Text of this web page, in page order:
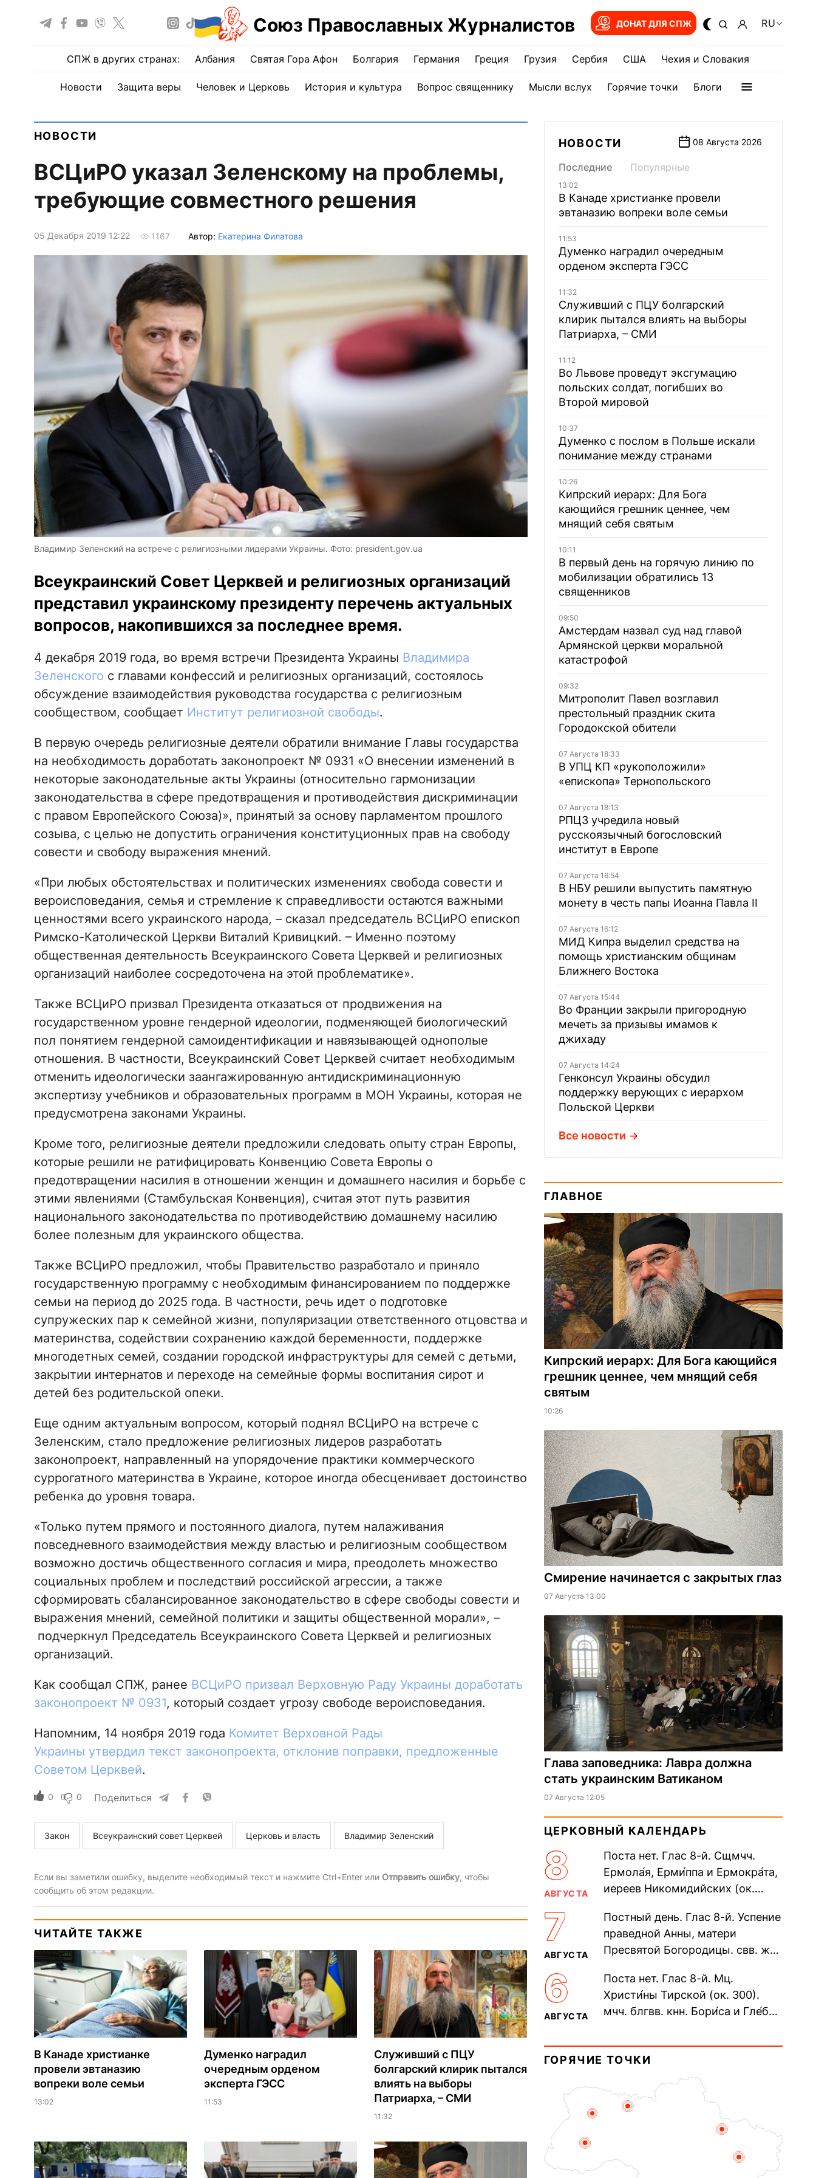
Союз Православных Журналистов ДОНАТ ДЛЯ СПЖ RU
СПЖ в других странах: Албания Святая Гора Афон Болгария Германия Греция Грузия Сербия США Чехия и Словакия
Новости Защита веры Человек и Церковь История и культура Вопрос священнику Мысли вслух Горячие точки Блоги
НОВОСТИ
ВСЦиРО указал Зеленскому на проблемы,
требующие совместного решения
05 Декабря 2019 12:22 1167 Автор: Екатерина Филатова
Владимир Зеленский на встрече с религиозными лидерами Украины. Фото: president.gov.ua
Всеукраинский Совет Церквей и религиозных организаций
представил украинскому президенту перечень актуальных
вопросов, накопившихся за последнее время.
4 декабря 2019 года, во время встречи Президента Украины Владимира
Зеленского с главами конфессий и религиозных организаций, состоялось
обсуждение взаимодействия руководства государства с религиозным
сообществом, сообщает Институт религиозной свободы.
В первую очередь религиозные деятели обратили внимание Главы государства
на необходимость доработать законопроект № 0931 «О внесении изменений в
некоторые законодательные акты Украины (относительно гармонизации
законодательства в сфере предотвращения и противодействия дискриминации
с правом Европейского Союза)», принятый за основу парламентом прошлого
созыва, с целью не допустить ограничения конституционных прав на свободу
совести и свободу выражения мнений.
«При любых обстоятельствах и политических изменениях свобода совести и
вероисповедания, семья и стремление к справедливости остаются важными
ценностями всего украинского народа, – сказал председатель ВСЦиРО епископ
Римско-Католической Церкви Виталий Кривицкий. – Именно поэтому
общественная деятельность Всеукраинского Совета Церквей и религиозных
организаций наиболее сосредоточена на этой проблематике».
Также ВСЦиРО призвал Президента отказаться от продвижения на
государственном уровне гендерной идеологии, подменяющей биологический
пол понятием гендерной самоидентификации и навязывающей однополые
отношения. В частности, Всеукраинский Совет Церквей считает необходимым
отменить идеологически заангажированную антидискриминационную
экспертизу учебников и образовательных программ в МОН Украины, которая не
предусмотрена законами Украины.
Кроме того, религиозные деятели предложили следовать опыту стран Европы,
которые решили не ратифицировать Конвенцию Совета Европы о
предотвращении насилия в отношении женщин и домашнего насилия и борьбе с
этими явлениями (Стамбульская Конвенция), считая этот путь развития
национального законодательства по противодействию домашнему насилию
более полезным для украинского общества.
Также ВСЦиРО предложил, чтобы Правительство разработало и приняло
государственную программу с необходимым финансированием по поддержке
семьи на период до 2025 года. В частности, речь идет о подготовке
супружеских пар к семейной жизни, популяризации ответственного отцовства и
материнства, содействии сохранению каждой беременности, поддержке
многодетных семей, создании городской инфраструктуры для семей с детьми,
закрытии интернатов и переходе на семейные формы воспитания сирот и
детей без родительской опеки.
Еще одним актуальным вопросом, который поднял ВСЦиРО на встрече с
Зеленским, стало предложение религиозных лидеров разработать
законопроект, направленный на упорядочение практики коммерческого
суррогатного материнства в Украине, которое иногда обесценивает достоинство
ребенка до уровня товара.
«Только путем прямого и постоянного диалога, путем налаживания
повседневного взаимодействия между властью и религиозным сообществом
возможно достичь общественного согласия и мира, преодолеть множество
социальных проблем и последствий российской агрессии, а также
сформировать сбалансированное законодательство в сфере свободы совести и
выражения мнений, семейной политики и защиты общественной морали», –
подчеркнул Председатель Всеукраинского Совета Церквей и религиозных
организаций.
Как сообщал СПЖ, ранее ВСЦиРО призвал Верховную Раду Украины доработать
законопроект № 0931, который создает угрозу свободе вероисповедания.
Напомним, 14 ноября 2019 года Комитет Верховной Рады
Украины утвердил текст законопроекта, отклонив поправки, предложенные
Советом Церквей.
0 0 Поделиться
Закон Всеукраинский совет Церквей Церковь и власть Владимир Зеленский
Если вы заметили ошибку, выделите необходимый текст и нажмите Ctrl+Enter или Отправить ошибку, чтобы
сообщить об этом редакции.
ЧИТАЙТЕ ТАКЖЕ
В Канаде христианке
провели эвтаназию
вопреки воле семьи
13:02
Думенко наградил
очередным орденом
эксперта ГЭСС
11:53
Служивший с ПЦУ
болгарский клирик пытался
влиять на выборы
Патриарха, – СМИ
11:32
НОВОСТИ 08 Августа 2026
Последние Популярные
13:02
В Канаде христианке провели
эвтаназию вопреки воле семьи
11:53
Думенко наградил очередным
орденом эксперта ГЭСС
11:32
Служивший с ПЦУ болгарский
клирик пытался влиять на выборы
Патриарха, – СМИ
11:12
Во Львове проведут эксгумацию
польских солдат, погибших во
Второй мировой
10:37
Думенко с послом в Польше искали
понимание между странами
10:26
Кипрский иерарх: Для Бога
кающийся грешник ценнее, чем
мнящий себя святым
10:11
В первый день на горячую линию по
мобилизации обратились 13
священников
09:50
Амстердам назвал суд над главой
Армянской церкви моральной
катастрофой
09:32
Митрополит Павел возглавил
престольный праздник скита
Городокской обители
07 Августа 18:33
В УПЦ КП «рукоположили»
«епископа» Тернопольского
07 Августа 18:13
РПЦЗ учредила новый
русскоязычный богословский
институт в Европе
07 Августа 16:54
В НБУ решили выпустить памятную
монету в честь папы Иоанна Павла II
07 Августа 16:12
МИД Кипра выделил средства на
помощь христианским общинам
Ближнего Востока
07 Августа 15:44
Во Франции закрыли пригородную
мечеть за призывы имамов к
джихаду
07 Августа 14:24
Генконсул Украины обсудил
поддержку верующих с иерархом
Польской Церкви
Все новости
ГЛАВНОЕ
Кипрский иерарх: Для Бога кающийся
грешник ценнее, чем мнящий себя
святым
10:26
Смирение начинается с закрытых глаз
07 Августа 13:00
Глава заповедника: Лавра должна
стать украинским Ватиканом
07 Августа 12:05
ЦЕРКОВНЫЙ КАЛЕНДАРЬ
8
АВГУСТА
Поста нет. Глас 8-й. Сщмчч.
Ермола́я, Ерми́ппа и Ермокра́та,
иереев Никомидийских (ок.
Печерского, в Ближних
пещерах...
7
АВГУСТА
Постный день. Глас 8-й. Успение
праведной Анны, матери
Пресвятой Богородицы. свв. жен
прп. Евпракси́и девы,...
6
АВГУСТА
Поста нет. Глас 8-й. Мц.
Христи́ны Тирской (ок. 300).
мчч. блгвв. кнн. Бори́са и Гле́ба,
Дави́да (1015). Прп....
ГОРЯЧИЕ ТОЧКИ